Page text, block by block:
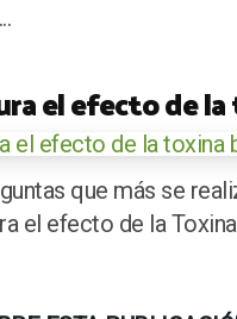
el efecto de
que más se
el efecto de la